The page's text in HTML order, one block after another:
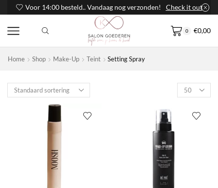
Voor 14:00 besteld.. Vandaag nog verzonden! Check it out
0 €0,00
Home Shop Make-Up Teint Setting Spray
Products
per